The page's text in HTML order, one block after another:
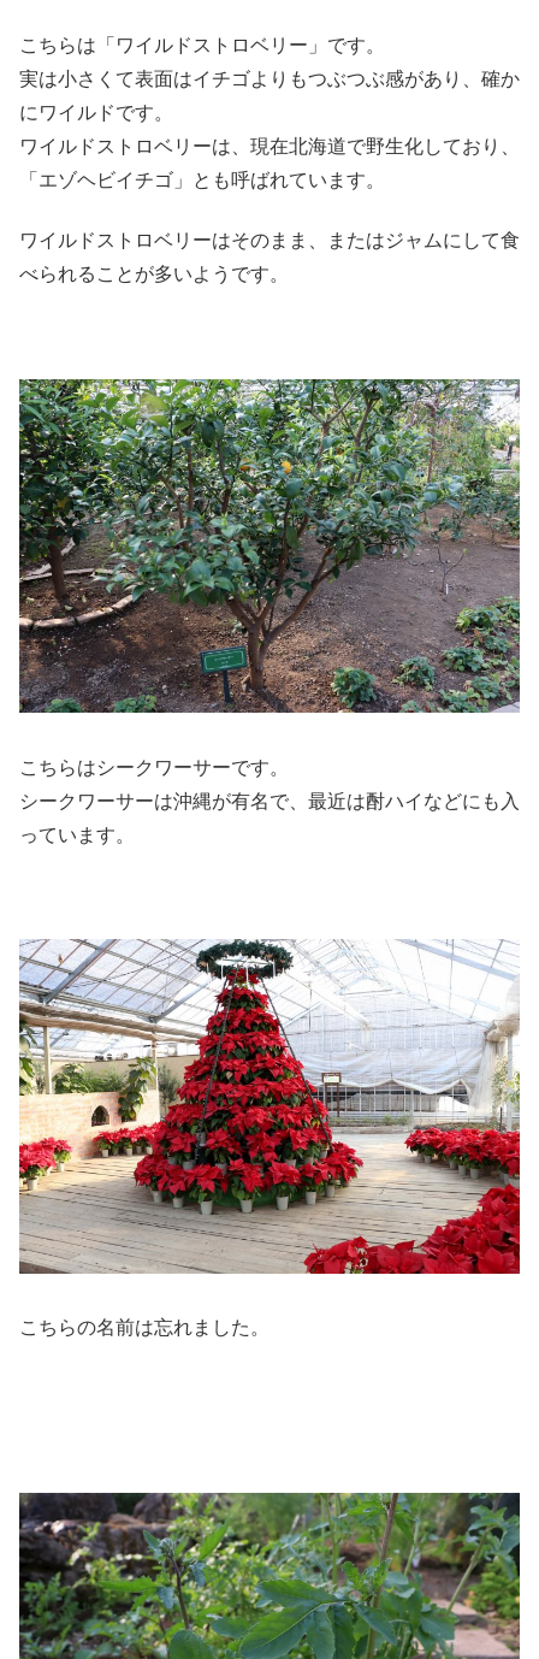
こちらは「ワイルドストロベリー」です。
実は小さくて表面はイチゴよりもつぶつぶ感があり、確か
にワイルドです。
ワイルドストロベリーは、現在北海道で野生化しており、
「エゾヘビイチゴ」とも呼ばれています。
ワイルドストロベリーはそのまま、またはジャムにして食
べられることが多いようです。
こちらはシークワーサーです。
シークワーサーは沖縄が有名で、最近は酎ハイなどにも入
っています。
こちらの名前は忘れました。